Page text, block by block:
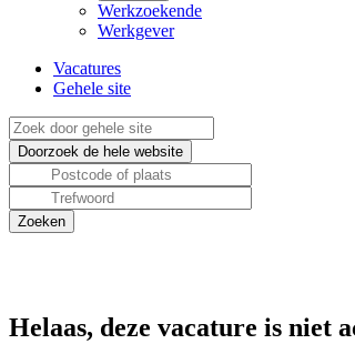
Werkzoekende
Werkgever
Vacatures
Gehele site
Helaas, deze vacature is niet